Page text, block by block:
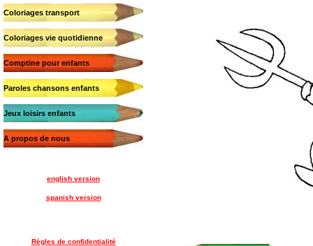
Coloriages transport
Coloriages vie quotidienne
Comptine pour enfants
Paroles chansons enfants
Jeux loisirs enfants
A propos de nous
english version
spanish version
Règles de confidentialité